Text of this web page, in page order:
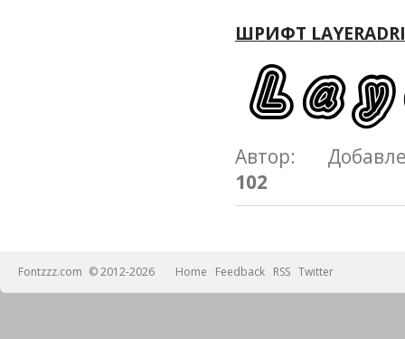
ШРИФТ LAYERADRI
Автор:
102
Fontzzz.com © 2012-2026 Home Feedback RSS Twitter